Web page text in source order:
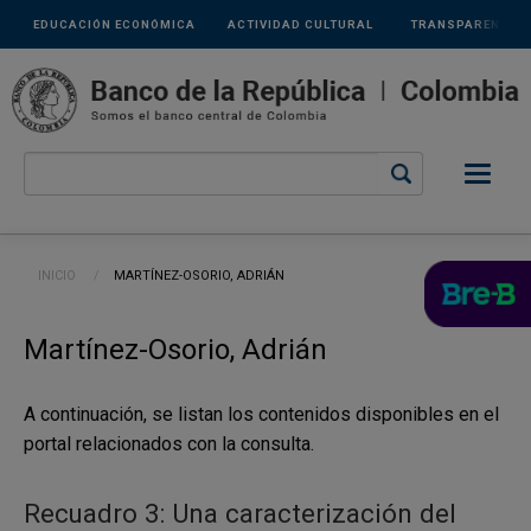
Pasar al contenido principal
Links
secundarios
ACTIVIDAD CULTURAL
EDUCACIÓN ECONÓMICA TRANSPARENCIA
Ruta de navegación
INICIO CURRENT:
MARTÍNEZ-OSORIO, ADRIÁN
Martínez-Osorio, Adrián
A continuación, se listan los contenidos disponibles en el
portal relacionados con la consulta.
Recuadro 3: Una caracterización del